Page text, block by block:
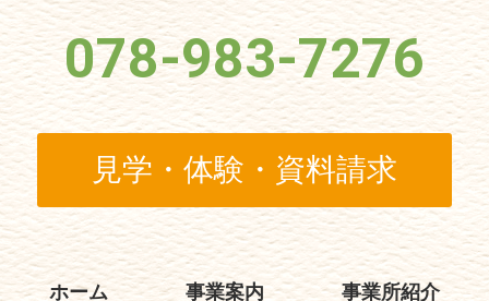
078-983-7276
見学・体験・資料請求
ホーム 事業案内 事業所紹介